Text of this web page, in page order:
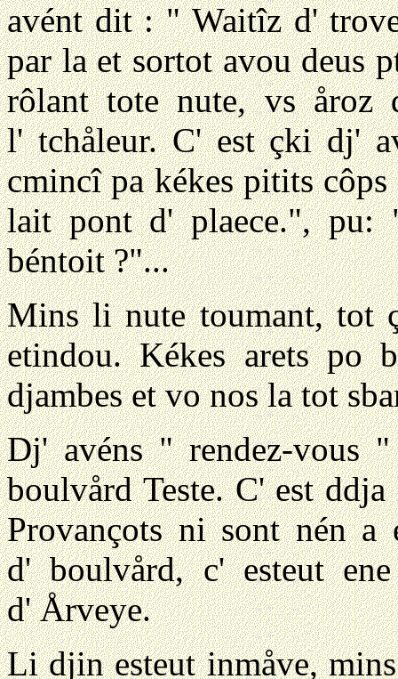
avént dit : " Waitîz d'
par la et sortot avou deus
rôlant tote nute, vs åroz
l' tchåleur. C' est çki dj'
cmincî pa kékes pitits
lait pont d' plaece.", pu:
béntoit ?"...
Mins li nute toumant, tot
etindou. Kékes arets po
djambes et vo nos la tot
Dj' avéns " rendez-vous
boulvård Teste. C' est
Provançots ni sont nén a
d' boulvård, c' esteut
d' Årveye.
Li djin esteut inmåve,